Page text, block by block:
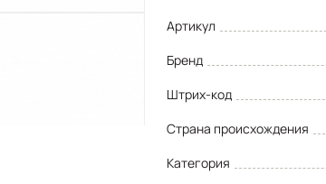
Артикул
Бренд
Штрих-код
Страна происхождения
Категория